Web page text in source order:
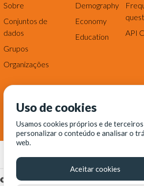
Sobre
Conjuntos de
dados
Grupos
Organizações
Demography
Economy
Education
API
© Fortaleza Digital || CITINOVA -
Uso de cookies
Usamos cookies próprios e de
personalizar o conteúdo e analisar o
web.
Aceitar cookies